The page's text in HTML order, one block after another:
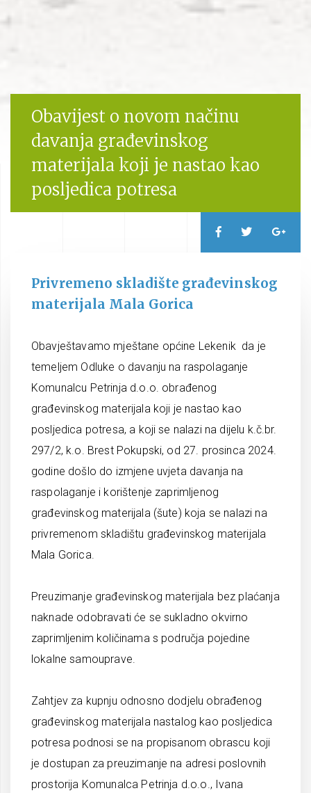
Obavijest o novom načinu
davanja građevinskog
materijala koji je nastao kao
posljedica potresa
Privremeno skladište građevinskog
materijala Mala Gorica
Obavještavamo mještane općine Lekenik da je
temeljem Odluke o davanju na raspolaganje
Komunalcu Petrinja d.o.o. obrađenog
građevinskog materijala koji je nastao kao
posljedica potresa, a koji se nalazi na dijelu k.č.br.
297/2, k.o. Brest Pokupski, od 27. prosinca 2024.
godine došlo do izmjene uvjeta davanja na
raspolaganje i korištenje zaprimljenog
građevinskog materijala (šute) koja se nalazi na
privremenom skladištu građevinskog materijala
Mala Gorica.
Preuzimanje građevinskog materijala bez plaćanja
naknade odobravati će se sukladno okvirno
zaprimljenim količinama s područja pojedine
lokalne samouprave.
Zahtjev za kupnju odnosno dodjelu obrađenog
građevinskog materijala nastalog kao posljedica
potresa podnosi se na propisanom obrascu koji
je dostupan za preuzimanje na adresi poslovnih
prostorija Komunalca Petrinja d.o.o., Ivana